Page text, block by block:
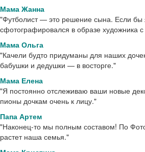
Мама Жанна
"Футболист — это решение сына. Если бы
сфотографировался в образе художника
Мама Ольга
"Качели будто придуманы для наших
бабушки и дедушки — в восторге."
Мама Елена
"Я постоянно отслеживаю ваши новые
пионы дочкам очень к лицу."
Папа Артем
"Наконец-то мы полным составом! По
растет наша семья."